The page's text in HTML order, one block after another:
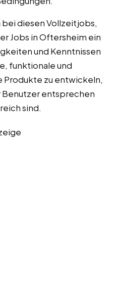
diesen Vollzeitjobs,
Jobs in Oftersheim ein
und Kenntnissen
funktionale und
zu entwickeln,
entsprechen
sind.